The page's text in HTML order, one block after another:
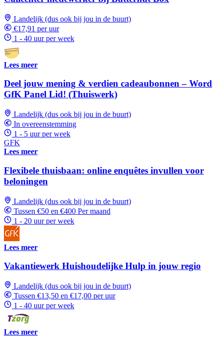
Landelijk (dus ook bij jou in de buurt)
€17,91 per uur
1 - 40 uur per week
Lees meer
Deel jouw mening & verdien cadeaubonnen – Word
GfK Panel Lid! (Thuiswerk)
Landelijk (dus ook bij jou in de buurt)
In overeenstemming
1 - 5 uur per week
GFK
Lees meer
Flexibele thuisbaan: online enquêtes invullen voor
beloningen
Landelijk (dus ook bij jou in de buurt)
Tussen €50 en €400 Per maand
1 - 20 uur per week
Lees meer
Vakantiewerk Huishoudelijke Hulp in jouw regio
Landelijk (dus ook bij jou in de buurt)
Tussen €13,50 en €17,00 per uur
1 - 40 uur per week
Lees meer